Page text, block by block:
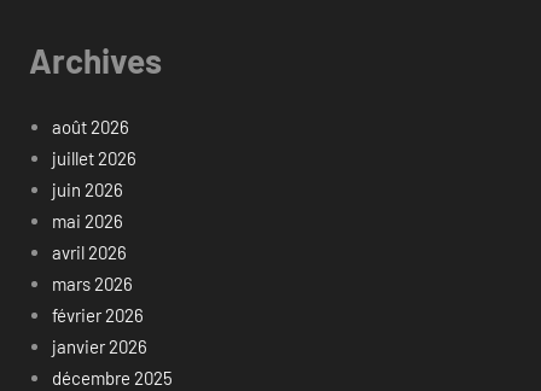
Archives
août 2026
juillet 2026
juin 2026
mai 2026
avril 2026
mars 2026
février 2026
janvier 2026
décembre 2025